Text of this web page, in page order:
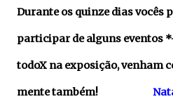
Durante os quinze dias vocês
participar de alguns eventos
todoX na exposição, venham
mente também!